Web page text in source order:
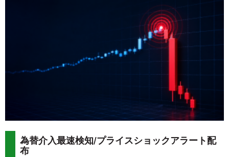
為替介入最速検知/プライスショックアラート配
布